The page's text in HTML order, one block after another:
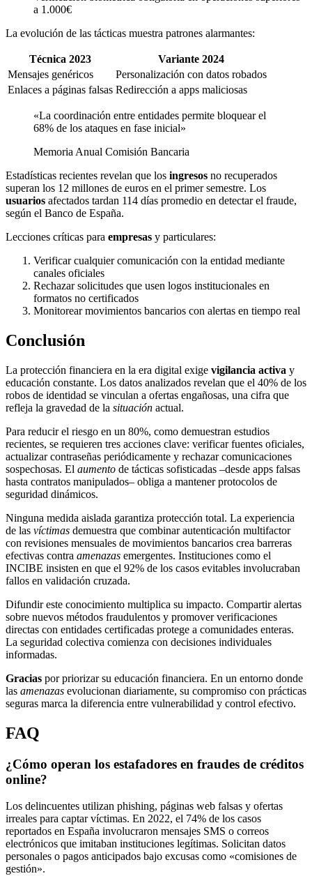
a 1.000€
La evolución de las tácticas muestra patrones alarmantes:
Técnica 2023
Variante 2024
Mensajes genéricos
Personalización con datos robados
Enlaces a páginas falsas Redirección a apps maliciosas
«La coordinación entre entidades permite bloquear el
68% de los ataques en fase inicial»
Memoria Anual Comisión Bancaria
Estadísticas recientes revelan que los ingresos no recuperados
superan los 12 millones de euros en el primer semestre. Los
usuarios afectados tardan 114 días promedio en detectar el fraude,
según el Banco de España.
Lecciones críticas para empresas y particulares:
Verificar cualquier comunicación con la entidad mediante
canales oficiales
Rechazar solicitudes que usen logos institucionales en
formatos no certificados
Monitorear movimientos bancarios con alertas en tiempo real
Conclusión
La protección financiera en la era digital exige vigilancia activa y
educación constante. Los datos analizados revelan que el 40% de los
robos de identidad se vinculan a ofertas engañosas, una cifra que
refleja la gravedad de la situación actual.
Para reducir el riesgo en un 80%, como demuestran estudios
recientes, se requieren tres acciones clave: verificar fuentes oficiales,
actualizar contraseñas periódicamente y rechazar comunicaciones
sospechosas. El aumento de tácticas sofisticadas –desde apps falsas
hasta contratos manipulados– obliga a mantener protocolos de
seguridad dinámicos.
Ninguna medida aislada garantiza protección total. La experiencia
de las víctimas demuestra que combinar autenticación multifactor
con revisiones mensuales de movimientos bancarios crea barreras
efectivas contra amenazas emergentes. Instituciones como el
INCIBE insisten en que el 92% de los casos evitables involucraban
fallos en validación cruzada.
Difundir este conocimiento multiplica su impacto. Compartir alertas
sobre nuevos métodos fraudulentos y promover verificaciones
directas con entidades certificadas protege a comunidades enteras.
La seguridad colectiva comienza con decisiones individuales
informadas.
Gracias por priorizar su educación financiera. En un entorno donde
las amenazas evolucionan diariamente, su compromiso con prácticas
seguras marca la diferencia entre vulnerabilidad y control efectivo.
FAQ
¿Cómo operan los estafadores en fraudes de créditos
online?
Los delincuentes utilizan phishing, páginas web falsas y ofertas
irreales para captar víctimas. En 2022, el 74% de los casos
reportados en España involucraron mensajes SMS o correos
electrónicos que imitaban instituciones legítimas. Solicitan datos
personales o pagos anticipados bajo excusas como «comisiones de
gestión».